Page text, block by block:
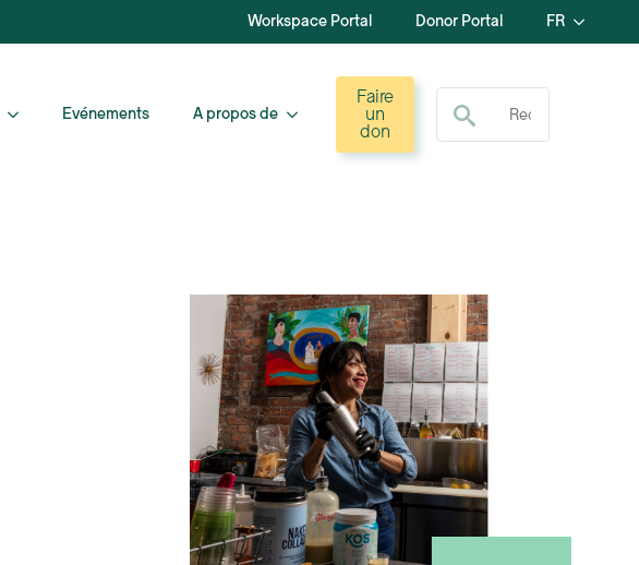
Workspace Portal Donor Portal FR
Evénements A propos de
Faire
un
don
Recherche de :